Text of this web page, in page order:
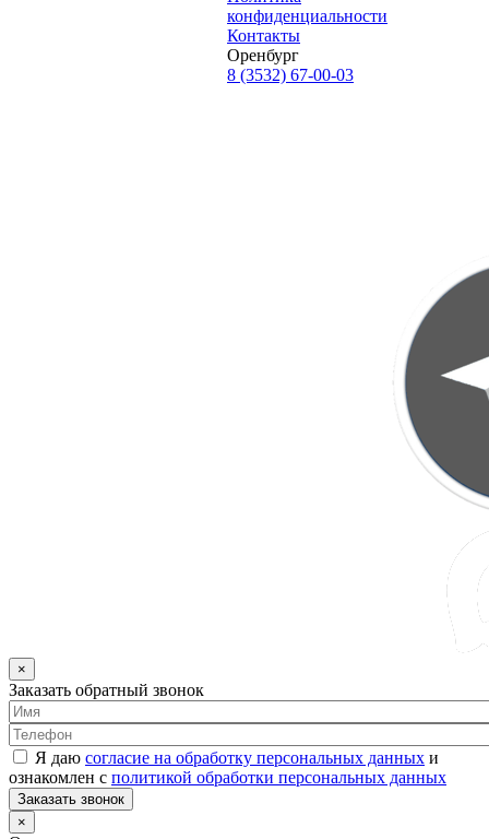
конфиденциальности
Контакты
Оренбург
8 (3532) 67-00-03
×
Заказать обратный звонок
Я даю согласие на обработку персональных данных и
ознакомлен с политикой обработки персональных данных
Заказать звонок
×